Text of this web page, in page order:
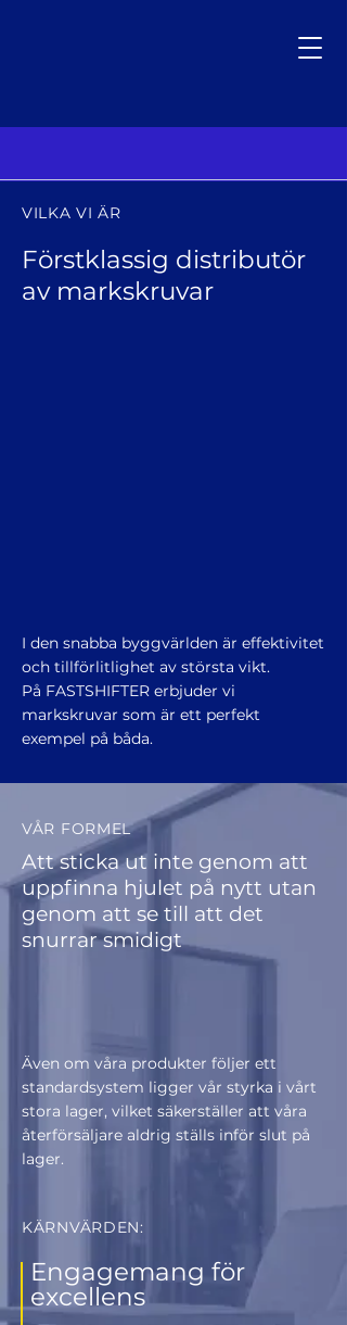
VILKA VI ÄR
Förstklassig distributör
av markskruvar
I den snabba byggvärlden är effektivitet
och tillförlitlighet av största vikt.
På FASTSHIFTER erbjuder vi
markskruvar som är ett perfekt
exempel på båda.
VÅR FORMEL
Att sticka ut inte genom att
uppfinna hjulet på nytt utan
genom att se till att det
snurrar smidigt
Även om våra produkter följer ett
standardsystem ligger vår styrka i vårt
stora lager, vilket säkerställer att våra
återförsäljare aldrig ställs inför slut på
lager.
KÄRNVÄRDEN:
Engagemang för
excellens